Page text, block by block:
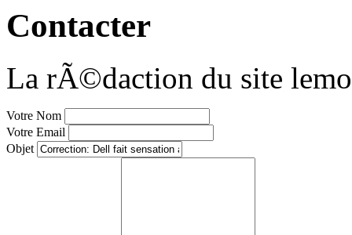
Contacter
La rÃ©daction du site
Votre Nom
Votre Email
Objet